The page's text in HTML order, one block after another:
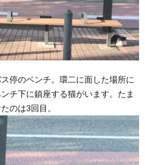
停のベンチ。環二に面した場所に
チ下に鎮座する猫がいます。たま
のは3回目。